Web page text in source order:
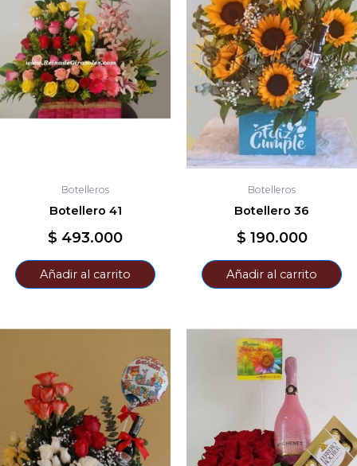
Botelleros
Botellero 41
$ 493.000
Añadir al carrito
Botelleros
Botellero 36
$ 190.000
Añadir al carrito